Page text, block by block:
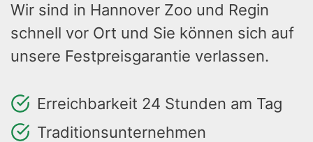
Wir sind in Hannover Zoo und Regin
schnell vor Ort und Sie können sich auf
unsere Festpreisgarantie verlassen.
Erreichbarkeit 24 Stunden am Tag
Traditionsunternehmen